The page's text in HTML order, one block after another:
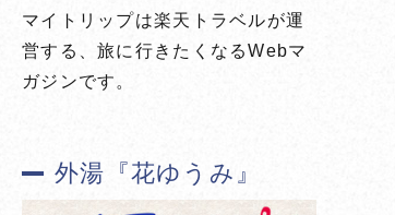
マイトリップは楽天トラベルが運
営する、旅に行きたくなるWebマ
ガジンです。
外湯『花ゆうみ』